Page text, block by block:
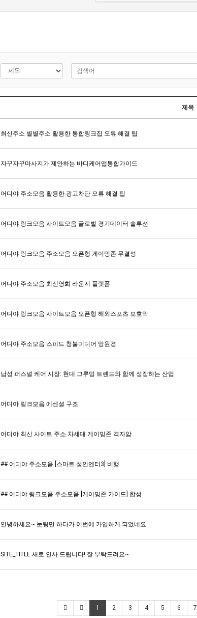
제목
최신주소 별별주소 활용한 통합링크집 오류 해결 팁
자꾸자꾸마사지가 제안하는 바디케어앱통합가이드
어디야 주소모음 활용한 광고차단 오류 해결 팁
어디야 링크모음 사이트모음 글로벌 경기데이터 솔루션
어디야 링크모음 주소모음 오픈형 게이밍존 무결성
어디야 주소모음 최신영화 라운지 플랫폼
어디야 링크모음 사이트모음 오픈형 해외스포츠 보호막
어디야 주소모음 스피드 청불미디어 망원경
남성 퍼스널 케어 시장: 현대 그루밍 트렌드와 함께 성장하는 산업
어디야 링크모음 에센셜 구조
어디야 최신 사이트 주소 차세대 게이밍존 격자암
## 어디야 주소모음 [스마트 성인엔터3] 비행
## 어디야 링크모음 주소모음 [게이밍존 가이드] 합성
안녕하세요~ 눈팅만 하다가 이번에 가입하게 되었네요.
SITE_TITLE 새로 인사 드립니다! 잘 부탁드려요~
1 2 3 4 5 6 7